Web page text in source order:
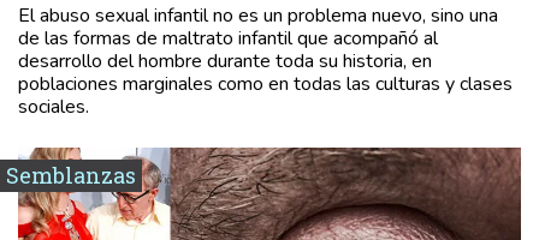
El abuso sexual infantil no es un problema nuevo, sino una
de las formas de maltrato infantil que acompañó al
desarrollo del hombre durante toda su historia, en
poblaciones marginales como en todas las culturas y clases
sociales.
Semblanzas